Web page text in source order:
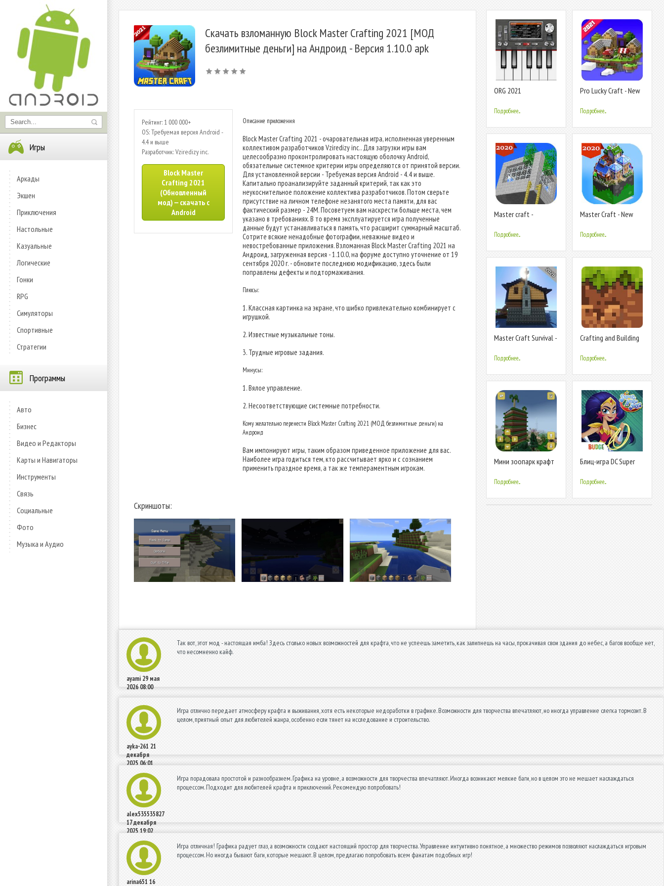
Игры
Аркады
Экшен
Приключения
Настольные
Казуальные
Логические
Гонки
RPG
Симуляторы
Спортивные
Стратегии
Программы
Авто
Бизнес
Видео и Редакторы
Карты и Навигаторы
Инструменты
Связь
Социальные
Фото
Музыка и Аудио
Скачать взломанную Block Master Crafting 2021 [МОД
безлимитные деньги] на Андроид - Версия 1.10.0 apk
Рейтинг: 1 000 000+
OS: Требуемая версия Android -
4.4 и выше
Разработчик: Vziredizy inc.
Block Master
Crafting 2021
(Обновленный
мод) — скачать с
Android
Описание приложения
Block Master Crafting 2021 - очаровательная игра, исполненная уверенным
коллективом разработчиков Vziredizy inc.. Для загрузки игры вам
целесообразно проконтролировать настоящую оболочку Android,
обязательные системное критерии игры определяются от принятой версии.
Для установленной версии - Требуемая версия Android - 4.4 и выше.
Капитально проанализируйте заданный критерий, так как это
неукоснительное положение коллектива разработчиков. Потом сверьте
присутствие на личном телефоне незанятого места памяти, для вас
фактический размер - 24M. Посоветуем вам наскрести больше места, чем
указано в требованиях. В то время эксплуатируется игра полученные
данные будут устанавливаться в память, что расширит суммарный масштаб.
Сотрите всякие ненадобные фотографии, неважные видео и
невостребованные приложения. Взломанная Block Master Crafting 2021 на
Андроид, загруженная версия - 1.10.0, на форуме доступно уточнение от 19
сентября 2020 г. - обновите последнюю модификацию, здесь были
поправлены дефекты и подтормаживания.
Плюсы:
1. Классная картинка на экране, что шибко привлекательно комбинирует с
игрушкой.
2. Известные музыкальные тоны.
3. Трудные игровые задания.
Минусы:
1. Вялое управление.
2. Несоответствующие системные потребности.
Кому желательно перенести Block Master Crafting 2021 (МОД безлимитные деньги) на
Андроид
Вам импонируют игры, таким образом приведенное приложение для вас.
Наиболее игра годиться тем, кто рассчитывает ярко и с сознанием
применить праздное время, а так же темпераментным игрокам.
Скриншоты:
ORG 2021
Подробнее...
Pro Lucky Craft - New
Подробнее...
Master craft -
& Building
Подробнее...
Master Craft - New
Подробнее...
Master Craft Survival -
2020
Подробнее...
Crafting and Building
Подробнее...
Мини зоопарк крафт
Подробнее...
Блиц-игра DC Super
Подробнее...
ayami 29 мая
2026 08:00
Так вот, этот мод - настоящая имба! Здесь столько новых возможностей для крафта, что не успеешь заметить, как залипнешь на часы, прокачивая свои здания до небес, а багов вообще нет,
что несомненно кайф.
ayka-261 21
декабря
2025 06:01
Игра отлично передает атмосферу крафта и выживания, хотя есть некоторые недоработки в графике. Возможности для творчества впечатляют, но иногда управление слегка тормозит. В
целом, приятный опыт для любителей жанра, особенно если тянет на исследование и строительство.
alex535535827
17 декабря
2025 19:02
Игра порадовала простотой и разнообразием. Графика на уровне, а возможности для творчества впечатляют. Иногда возникают мелкие баги, но в целом это не мешает наслаждаться
процессом. Подходит для любителей крафта и приключений. Рекомендую попробовать!
arina651 16
Игра отличная! Графика радует глаз, а возможности создают настоящий простор для творчества. Управление интуитивно понятное, а множество режимов позволяют наслаждаться игровым
процессом. Но иногда бывают баги, которые мешают. В целом, предлагаю попробовать всем фанатам подобных игр!